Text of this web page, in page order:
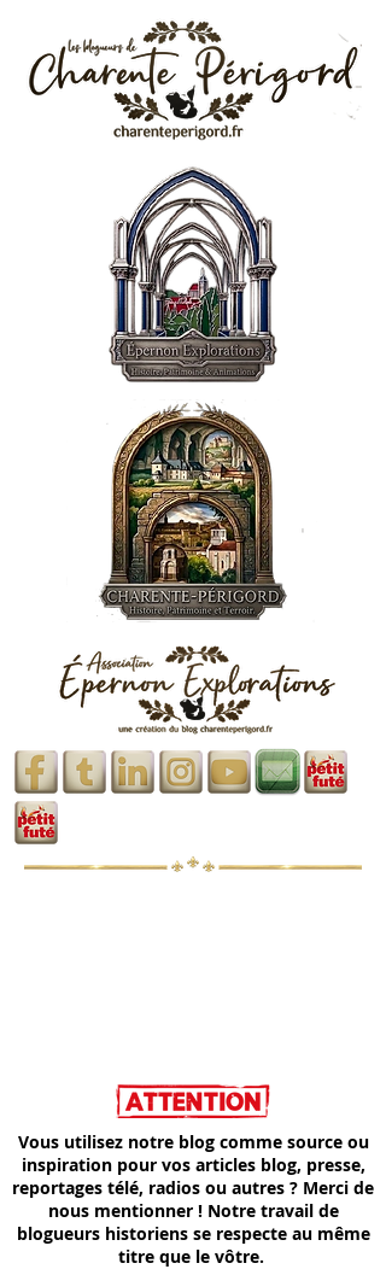
Vous utilisez notre blog comme source ou
inspiration pour vos articles blog, presse,
reportages télé, radios ou autres ? Merci de
nous mentionner ! Notre travail de
blogueurs historiens se respecte au même
titre que le vôtre.